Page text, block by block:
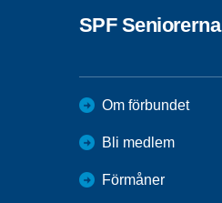
SPF Seniorerna
Om förbundet
Bli medlem
Förmåner